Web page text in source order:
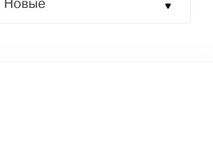
Новые